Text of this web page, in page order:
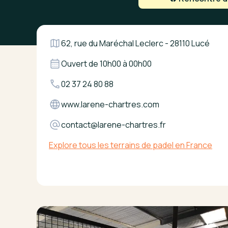
62, rue du Maréchal Leclerc - 28110 Lucé
Ouvert de10h00à00h00
02 37 24 80 88
www.larene-chartres.com
contact@larene-chartres.fr
Explore tous les terrains de padel en France